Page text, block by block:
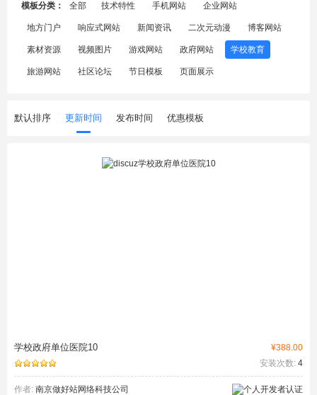
模板分类： 全部 技术特性 手机网站 企业网站
地方门户 响应式网站 新闻资讯 二次元动漫 博客网站
素材资源 视频图片 游戏网站 政府网站 学校教育
旅游网站 社区论坛 节日模板 页面展示
默认排序 更新时间 发布时间 优惠模板
¥388.00
学校政府单位医院10
安装次数: 4
作者: 南京做好站网络科技公司